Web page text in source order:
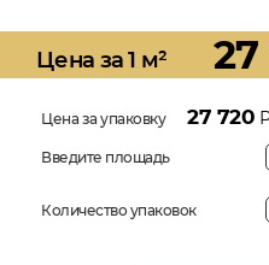
Цена за 1 м² 27
Цена за упаковку 27 720
Введите площадь
Количество упаковок